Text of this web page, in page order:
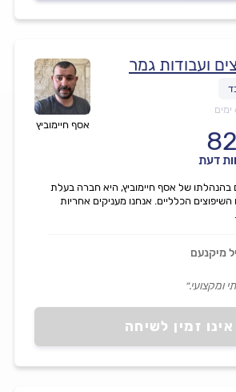
אסף חיימוביץ
ועבודות גמר
82
דעת
אינו זמין לשיחה
בהנהלתו של אסף חיימוביץ, היא חברה בעלת
השיפוצים הכלליים. אנחנו מעניקים אחריות
מיקנעם
ומקצועי.״